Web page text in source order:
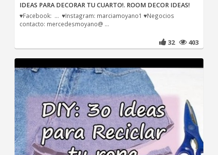
IDEAS PARA DECORAR TU CUARTO!. ROOM DECOR IDEAS!
♥Facebook: ... ♥Instagram: marciamoyano1 ♥Negocios
contacto: mercedesmoyano@ ...
32 403